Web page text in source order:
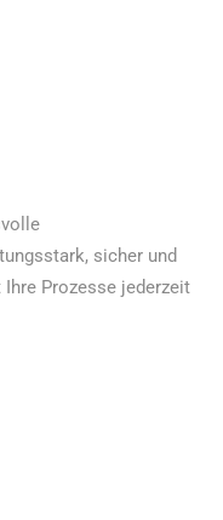
sicher und
Prozesse jederzeit